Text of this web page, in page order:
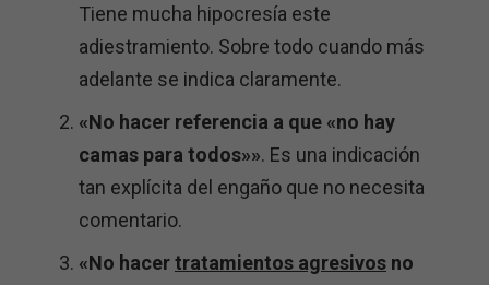
Tiene mucha hipocresía este
adiestramiento. Sobre todo cuando más
adelante se indica claramente.
«No hacer referencia a que «no hay
camas para todos»». Es una indicación
tan explícita del engaño que no necesita
comentario.
«No hacertratamientos agresivos no